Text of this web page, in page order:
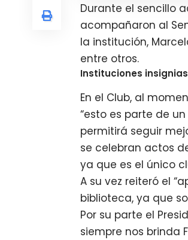
Durante el sencillo
acompañaron al
la institución,
entre otros.
Instituciones
En el Club, al
“esto es parte de
permitirá seguir
se celebran actos
ya que es el único
A su vez reiteró el
biblioteca, ya que
Por su parte el
siempre nos brinda